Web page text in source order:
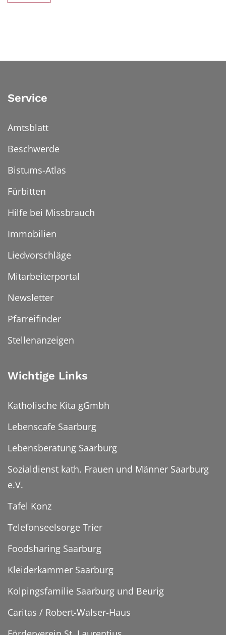
Service
Amtsblatt
Beschwerde
Bistums-Atlas
Fürbitten
Hilfe bei Missbrauch
Immobilien
Liedvorschläge
Mitarbeiterportal
Newsletter
Pfarreifinder
Stellenanzeigen
Wichtige Links
Katholische Kita gGmbh
Lebenscafe Saarburg
Lebensberatung Saarburg
Sozialdienst kath. Frauen und Männer Saarburg
e.V.
Tafel Konz
Telefonseelsorge Trier
Foodsharing Saarburg
Kleiderkammer Saarburg
Kolpingsfamilie Saarburg und Beurig
Caritas / Robert-Walser-Haus